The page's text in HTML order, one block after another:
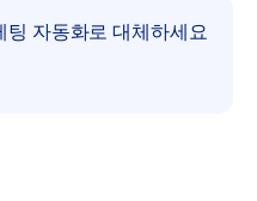
자동화로 대체하세요